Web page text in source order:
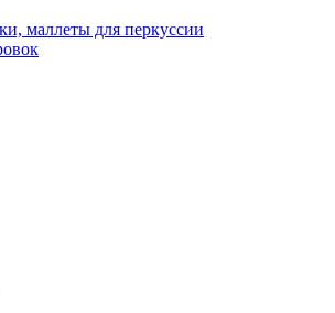
маллеты для перкуссии